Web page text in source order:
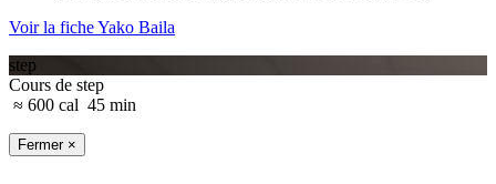
Voir la fiche Yako Baila
step
Cours de step
≈ 600 cal 45 min
Fermer ×